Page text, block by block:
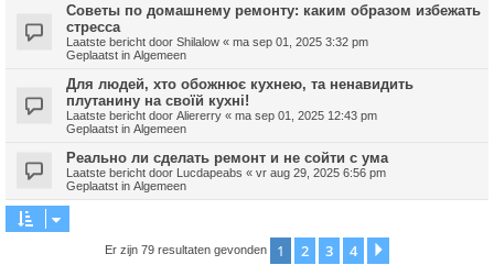
Советы по домашнему ремонту: каким образом избежать
стресса
Laatste bericht door Shilalow « ma sep 01, 2025 3:32 pm
Geplaatst in Algemeen
Для людей, хто обожнює кухнею, та ненавидить
плутанину на своїй кухні!
Laatste bericht door Aliererry « ma sep 01, 2025 12:43 pm
Geplaatst in Algemeen
Реально ли сделать ремонт и не сойти с ума
Laatste bericht door Lucdapeabs « vr aug 29, 2025 6:56 pm
Geplaatst in Algemeen
Er zijn 79 resultaten gevonden 1 2 3 4